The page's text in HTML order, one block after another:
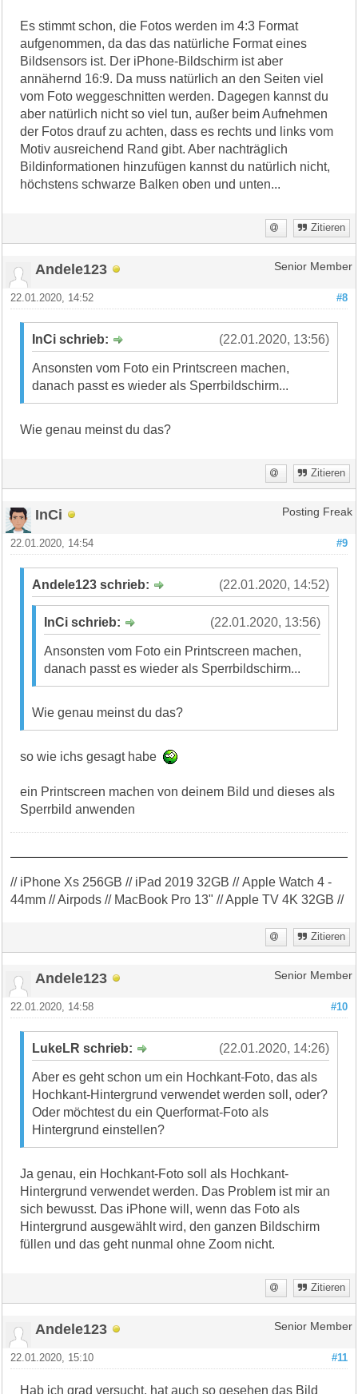
Es stimmt schon, die Fotos werden im 4:3 Format
aufgenommen, da das das natürliche Format eines
Bildsensors ist. Der iPhone-Bildschirm ist aber
annähernd 16:9. Da muss natürlich an den Seiten viel
vom Foto weggeschnitten werden. Dagegen kannst du
aber natürlich nicht so viel tun, außer beim Aufnehmen
der Fotos drauf zu achten, dass es rechts und links vom
Motiv ausreichend Rand gibt. Aber nachträglich
Bildinformationen hinzufügen kannst du natürlich nicht,
höchstens schwarze Balken oben und unten...
Zitieren
Andele123 Senior Member
#8
22.01.2020, 14:52
(22.01.2020, 13:56)
InCi schrieb:
Ansonsten vom Foto ein Printscreen machen,
danach passt es wieder als Sperrbildschirm...
Wie genau meinst du das?
Zitieren
InCi Posting Freak
#9
22.01.2020, 14:54
(22.01.2020, 14:52)
Andele123 schrieb:
(22.01.2020, 13:56)
InCi schrieb:
Ansonsten vom Foto ein Printscreen machen,
danach passt es wieder als Sperrbildschirm...
Wie genau meinst du das?
so wie ichs gesagt habe
ein Printscreen machen von deinem Bild und dieses als
Sperrbild anwenden
// iPhone Xs 256GB // iPad 2019 32GB // Apple Watch 4 -
44mm // Airpods // MacBook Pro 13" // Apple TV 4K 32GB //
Zitieren
Andele123 Senior Member
#10
22.01.2020, 14:58
(22.01.2020, 14:26)
LukeLR schrieb:
Aber es geht schon um ein Hochkant-Foto, das als
Hochkant-Hintergrund verwendet werden soll, oder?
Oder möchtest du ein Querformat-Foto als
Hintergrund einstellen?
Ja genau, ein Hochkant-Foto soll als Hochkant-
Hintergrund verwendet werden. Das Problem ist mir an
sich bewusst. Das iPhone will, wenn das Foto als
Hintergrund ausgewählt wird, den ganzen Bildschirm
füllen und das geht nunmal ohne Zoom nicht.
Zitieren
Andele123 Senior Member
#11
22.01.2020, 15:10
Hab ich grad versucht, hat auch so gesehen das Bild